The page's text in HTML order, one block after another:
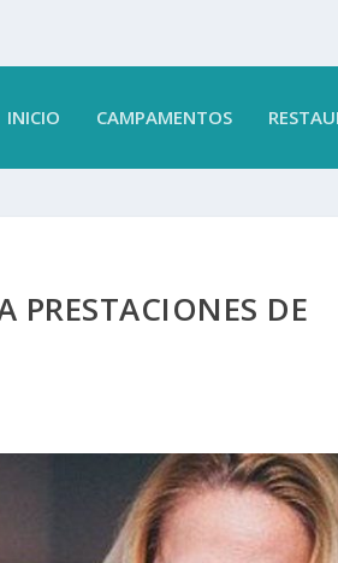
INICIO CAMPAMENTOS
PRESTACIONES DE